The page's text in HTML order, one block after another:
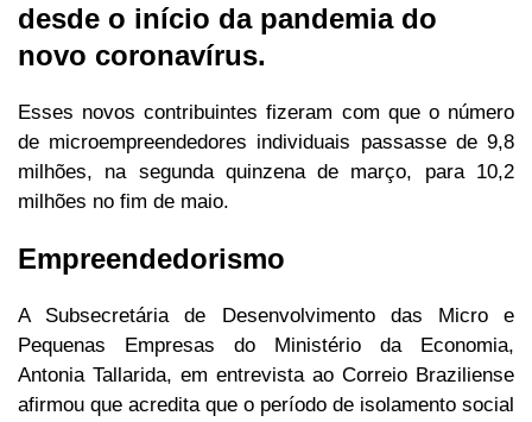
desde o início da pandemia do
novo coronavírus.
Esses novos contribuintes fizeram com que o número
de microempreendedores individuais passasse de 9,8
milhões, na segunda quinzena de março, para 10,2
milhões no fim de maio.
Empreendedorismo
A Subsecretária de Desenvolvimento das Micro e
Pequenas Empresas do Ministério da Economia,
Antonia Tallarida, em entrevista ao Correio Braziliense
afirmou que acredita que o período de isolamento social